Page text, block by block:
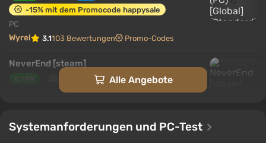
-15% mit dem Promocode happysale
PC
Wyrel 3.1103 Bewertungen Promo-Codes
NeverEnd [steam]
€1.99
NeverEnd (Steam key)
Alle Angebote
Systemanforderungen und PC-Test